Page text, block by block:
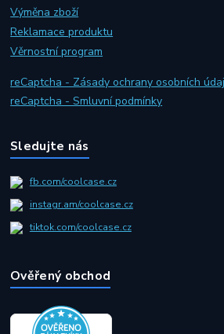
Výměna zboží
Reklamace produktu
Věrnostní program
reCaptcha - Zásady ochrany osobních
reCaptcha - Smluvní podmínky
Sledujte nás
fb.com/coolcase.cz
instagr.am/coolcase.cz
tiktok.com/coolcase.cz
Ověřený obchod